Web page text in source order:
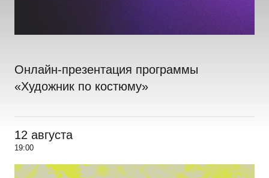
Онлайн-презентация программы
«Художник по костюму»
12 августа
19:00